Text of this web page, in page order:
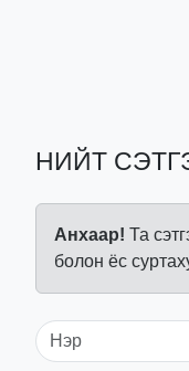
НИЙТ
Анхаар! Та
болон ёс